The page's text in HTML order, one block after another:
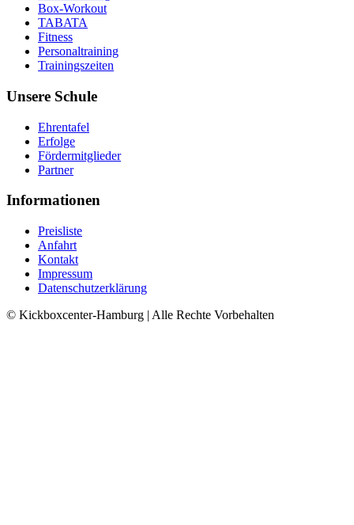
Box-Workout
TABATA
Fitness
Personaltraining
Trainingszeiten
Unsere Schule
Ehrentafel
Erfolge
Fördermitglieder
Partner
Informationen
Preisliste
Anfahrt
Kontakt
Impressum
Datenschutzerklärung
© Kickboxcenter-Hamburg | Alle Rechte Vorbehalten